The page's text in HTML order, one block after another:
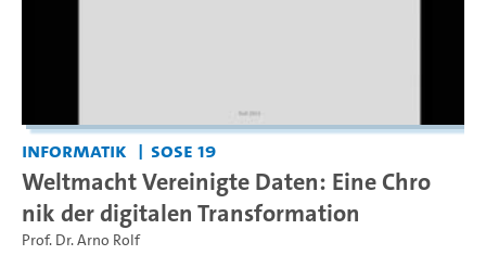
Informatik SoSe 19
Weltmacht Vereinigte Daten: Eine Chro
nik der digitalen Transformation
Prof. Dr. Arno Rolf